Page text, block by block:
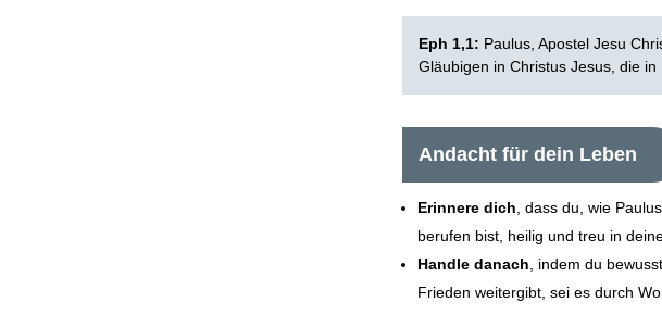
Eph 1,1: Paulus, Apostel Jesu
Gläubigen in Christus Jesus, die in
Andacht für dein Leben
Erinnere dich , dass du, wie
berufen bist, heilig und treu in
Handle danach , indem du
Frieden weitergibt, sei es durch